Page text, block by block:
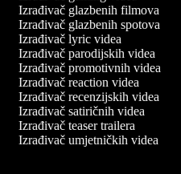
Izrađivač glazbenih filmova
Izrađivač glazbenih spotova
Izrađivač lyric videa
Izrađivač parodijskih videa
Izrađivač promotivnih videa
Izrađivač reaction videa
Izrađivač recenzijskih videa
Izrađivač satiričnih videa
Izrađivač teaser trailera
Izrađivač umjetničkih videa